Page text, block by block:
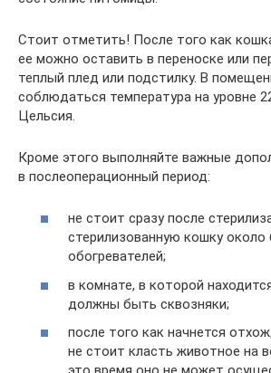
Стоит отметить! После того как
ее можно оставить в переноске или
теплый плед или подстилку. В
соблюдаться температура на уровне
Цельсия.
Кроме этого выполняйте важные
в послеоперационный период:
не стоит сразу после
стерилизованную кошку около
обогревателей;
в комнате, в которой
должны быть сквозняки;
после того как начнется
не стоит класть животное на